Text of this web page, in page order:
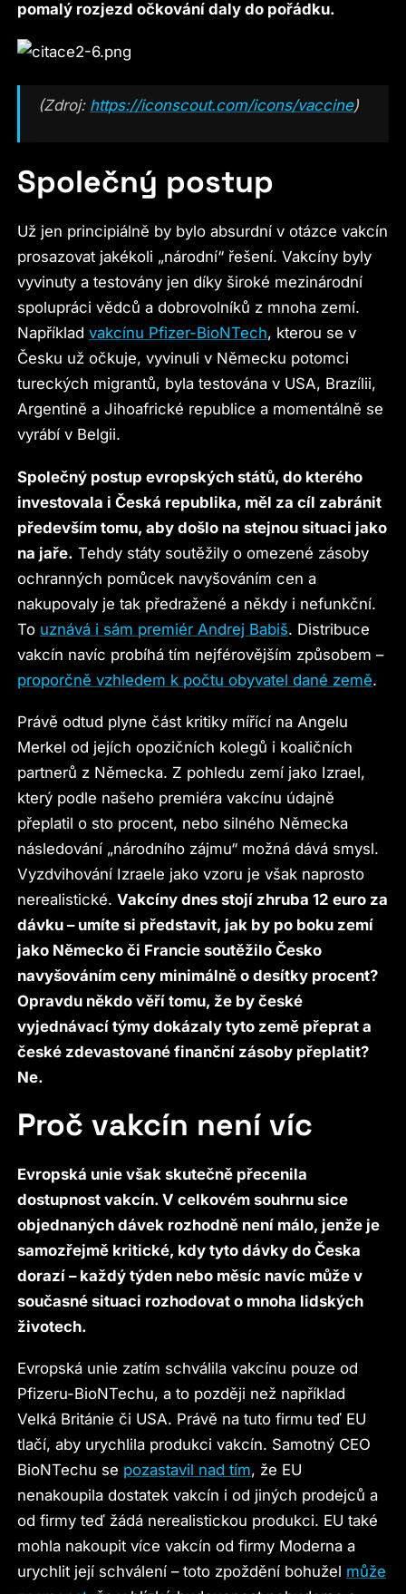
pomalý rozjezd očkování daly do pořádku.
(Zdroj: https://iconscout.com/icons/vaccine)
Společný postup
Už jen principiálně by bylo absurdní v otázce vakcín
prosazovat jakékoli „národní“ řešení. Vakcíny byly
vyvinuty a testovány jen díky široké mezinárodní
spolupráci vědců a dobrovolníků z mnoha zemí.
Napříkladvakcínu Pfizer-BioNTech, kterou se v
Česku už očkuje, vyvinuli v Německu potomci
tureckých migrantů, byla testována v USA, Brazílii,
Argentině a Jihoafrické republice a momentálně se
vyrábí v Belgii.
Společný postup evropských států, do kterého
investovala i Česká republika, měl za cíl zabránit
především tomu, aby došlo na stejnou situaci jako
na jaře. Tehdy státy soutěžily o omezené zásoby
ochranných pomůcek navyšováním cen a
nakupovaly je tak předražené a někdy i nefunkční.
To uznává i sám premiér Andrej Babiš. Distribuce
vakcín navíc probíhá tím nejférovějším způsobem –
proporčně vzhledem k počtu obyvatel dané země.
Právě odtud plyne část kritiky mířící na Angelu
Merkel od jejích opozičních kolegů i koaličních
partnerů z Německa. Z pohledu zemí jako Izrael,
který podle našeho premiéra vakcínu údajně
přeplatil o sto procent, nebo silného Německa
následování „národního zájmu“ možná dává smysl.
Vyzdvihování Izraele jako vzoru je však naprosto
nerealistické.Vakcíny dnes stojí zhruba 12 euro za
dávku – umíte si představit, jak by po boku zemí
jako Německo či Francie soutěžilo Česko
navyšováním ceny minimálně o desítky procent?
Opravdu někdo věří tomu, že by české
vyjednávací týmy dokázaly tyto země přeprat a
české zdevastované finanční zásoby přeplatit?
Ne.
Proč vakcín není víc
Evropská unie však skutečně přecenila
dostupnost vakcín. V celkovém souhrnu sice
objednaných dávek rozhodně není málo, jenže je
samozřejmě kritické, kdy tyto dávky do Česka
dorazí – každý týden nebo měsíc navíc může v
současné situaci rozhodovat o mnoha lidských
životech.
Evropská unie zatím schválila vakcínu pouze od
Pfizeru-BioNTechu, a to později než například
Velká Británie či USA. Právě na tuto firmu teď EU
tlačí, aby urychlila produkci vakcín. Samotný CEO
BioNTechu se pozastavil nad tím, že EU
nenakoupila dostatek vakcín i od jiných prodejců a
od firmy teď žádá nerealistickou produkci. EU také
mohla nakoupit více vakcín od firmy Moderna a
urychlit její schválení – toto zpoždění bohužel může